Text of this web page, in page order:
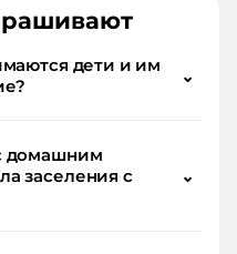
дети и им
⌄
домашним
заселения с
⌄